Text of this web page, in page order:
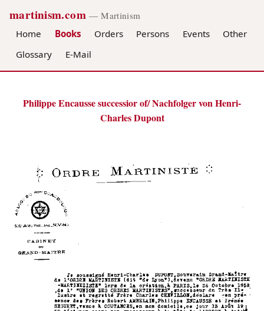
martinism.com— Martinism
Home
Books Orders Persons Events
Other
Glossary
E-Mail
Philippe Encausse successior of/ Nachfolger von Henri-
Charles Dupont